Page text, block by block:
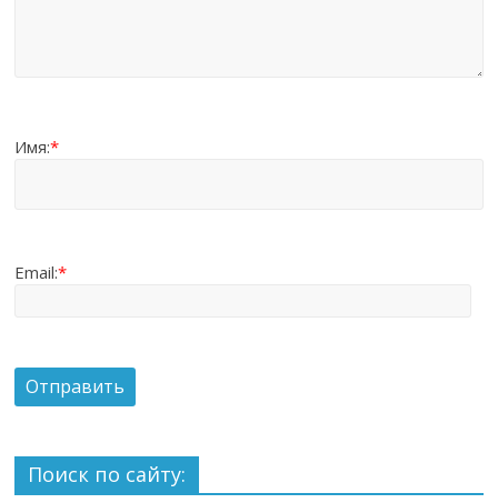
Имя:*
Email:*
Поиск по сайту: